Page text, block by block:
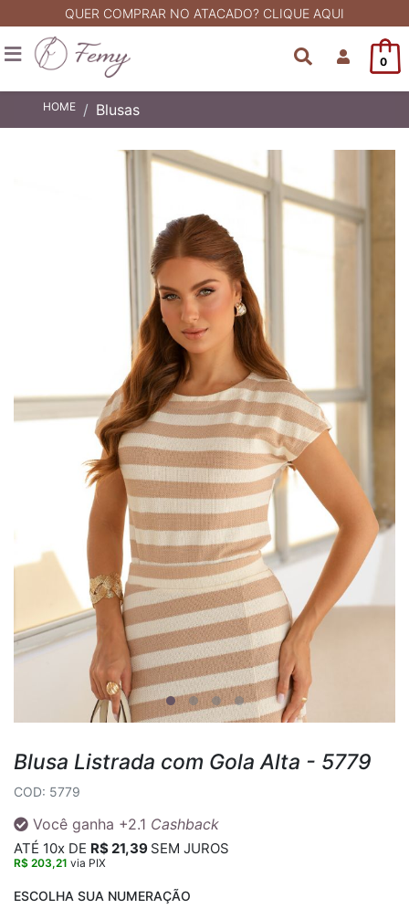
QUER COMPRAR NO ATACADO? CLIQUE AQUI
0
HOME Blusas
Blusa Listrada com Gola Alta - 5779
COD: 5779
Você ganha +2.1 Cashback
ATÉ 10x DE R$ 21,39 SEM JUROS
R$ 203,21 via PIX